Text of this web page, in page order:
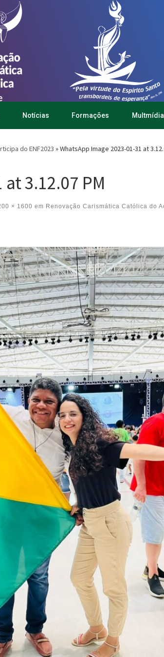
Notícias Formações Multmídia
do ENF2023 »WhatsApp Image 2023-01-31 at
3.12.07 PM
× 1600 em Renovação Carismática Católica do